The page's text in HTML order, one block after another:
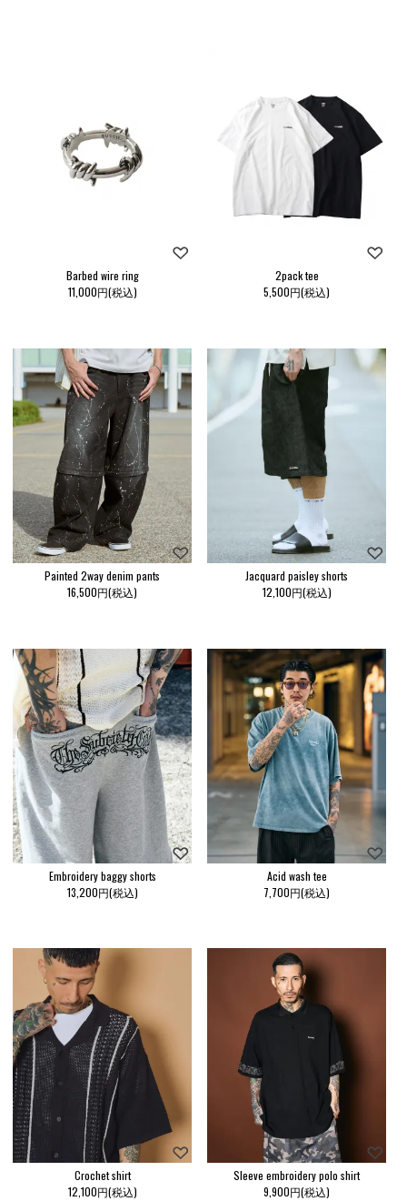
Barbed wire ring
11,000円(税込)
2pack tee
5,500円(税込)
Painted 2way denim pants
16,500円(税込)
Jacquard paisley shorts
12,100円(税込)
Embroidery baggy shorts
13,200円(税込)
Acid wash tee
7,700円(税込)
Crochet shirt
12,100円(税込)
Sleeve embroidery polo shirt
9,900円(税込)